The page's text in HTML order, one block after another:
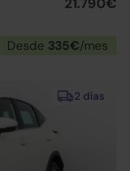
21.790€
Desde 335€/mes
2 días